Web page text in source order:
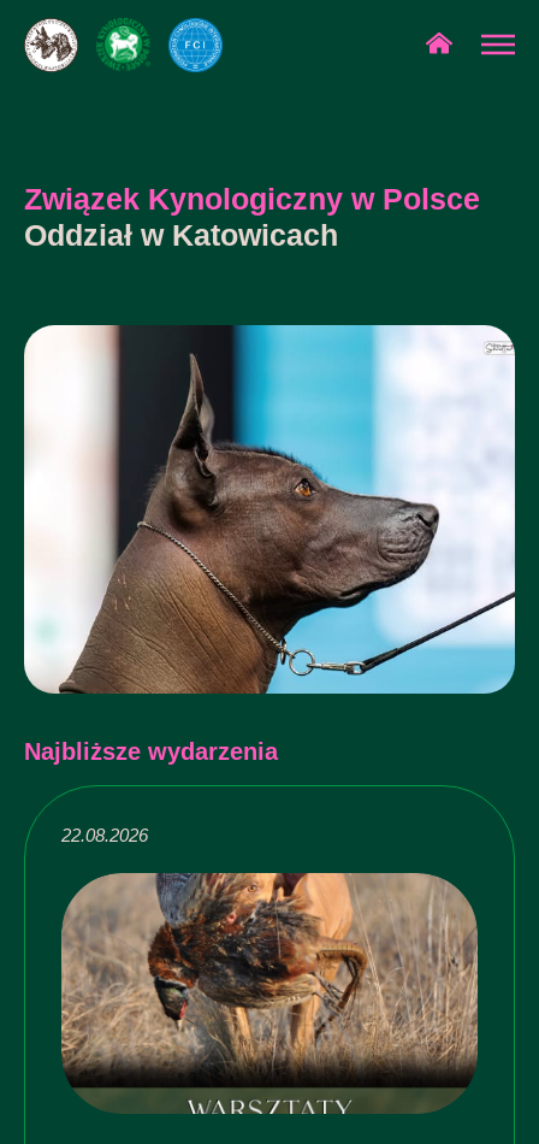
Związek Kynologiczny w Polsce
Oddział w Katowicach
Najbliższe wydarzenia
22.08.2026